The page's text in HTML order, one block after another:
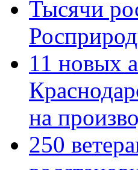
Тысячи
11 новых
на
250